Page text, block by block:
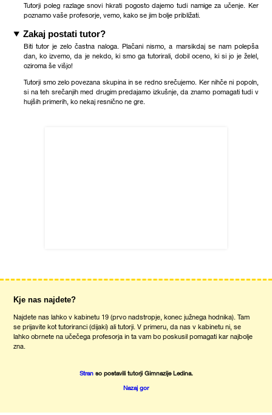
Tutorji poleg razlage snovi hkrati pogosto dajemo tudi namige za učenje. Ker
poznamo vaše profesorje, vemo, kako se jim bolje približati.
Zakaj postati tutor?
Biti tutor je zelo častna naloga. Plačani nismo, a marsikdaj se nam polepša
dan, ko izvemo, da je nekdo, ki smo ga tutorirali, dobil oceno, ki si jo je želel,
oziroma še višjo!
Tutorji smo zelo povezana skupina in se redno srečujemo. Ker nihče ni popoln,
si na teh srečanjih med drugim predajamo izkušnje, da znamo pomagati tudi v
hujših primerih, ko nekaj resnično ne gre.
Kje nas najdete?
Najdete nas lahko v kabinetu 19 (prvo nadstropje, konec južnega hodnika). Tam
se prijavite kot tutoriranci (dijaki) ali tutorji. V primeru, da nas v kabinetu ni, se
lahko obrnete na učečega profesorja in ta vam bo poskusil pomagati kar najbolje
zna.
Stranso postavili tutorji Gimnazije Ledina.
Nazaj gor